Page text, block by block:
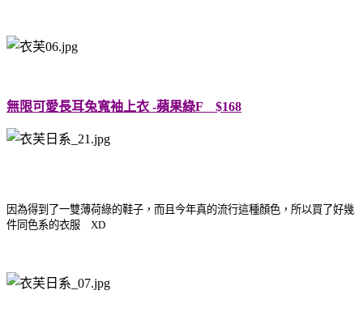
無限可愛長耳兔寬袖上衣 -蘋果綠F $168
因為得到了一雙薄荷綠的鞋子，而且今年真的流行這種顏色，所以買了好幾
件同色系的衣服 XD